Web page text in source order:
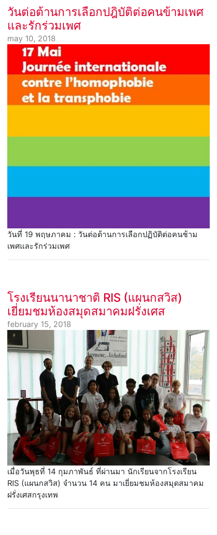
วันต่อต้านการเลือกปฎิบัติต่อคนข้ามเพศ
และรักร่วมเพศ
may 10, 2018
วันที่ 19 พฤษภาคม : วันต่อต้านการเลือกปฏิบัติต่อคนช้าม
เพศและรักร่วมเพศ
โรงเรียนนานาชาติ RIS (แผนกสวิส)
เยี่ยมชมห้องสมุดสมาคมฝรั่งเศส
february 15, 2018
เมื่อวันพุธที่ 14 กุมภาพันธ์ ที่ผ่านมา นักเรียนจากโรงเรียน
RIS (แผนกสวิส) จำนวน 14 คน มาเยี่ยมชมห้องสมุดสมาคม
ฝรั่งเศสกรุงเทพ